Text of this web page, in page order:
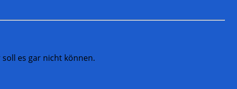
es gar nicht können.